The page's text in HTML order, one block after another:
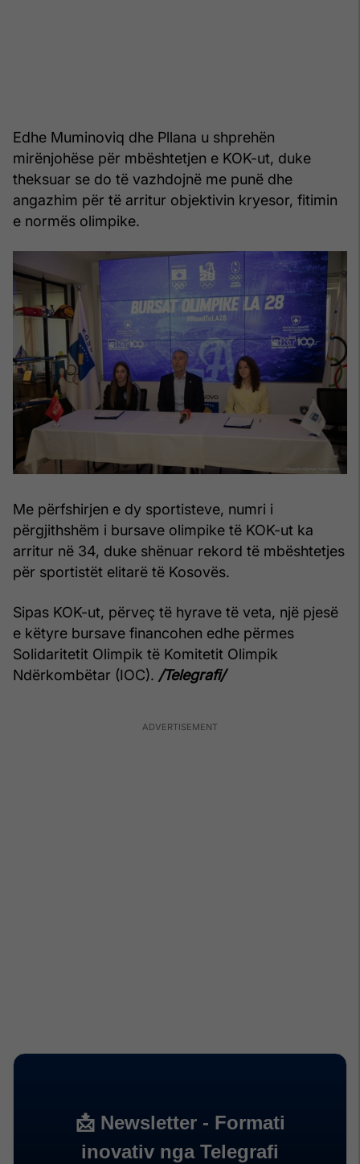
Edhe Muminoviq dhe Pllana u shprehën
mirënjohëse për mbështetjen e KOK-ut, duke
theksuar se do të vazhdojnë me punë dhe
angazhim për të arritur objektivin kryesor, fitimin
e normës olimpike.
Me përfshirjen e dy sportisteve, numri i
përgjithshëm i bursave olimpike të KOK-ut ka
arritur në 34, duke shënuar rekord të mbështetjes
për sportistët elitarë të Kosovës.
Sipas KOK-ut, përveç të hyrave të veta, një pjesë
e këtyre bursave financohen edhe përmes
Solidaritetit Olimpik të Komitetit Olimpik
Ndërkombëtar (IOC). /Telegrafi/